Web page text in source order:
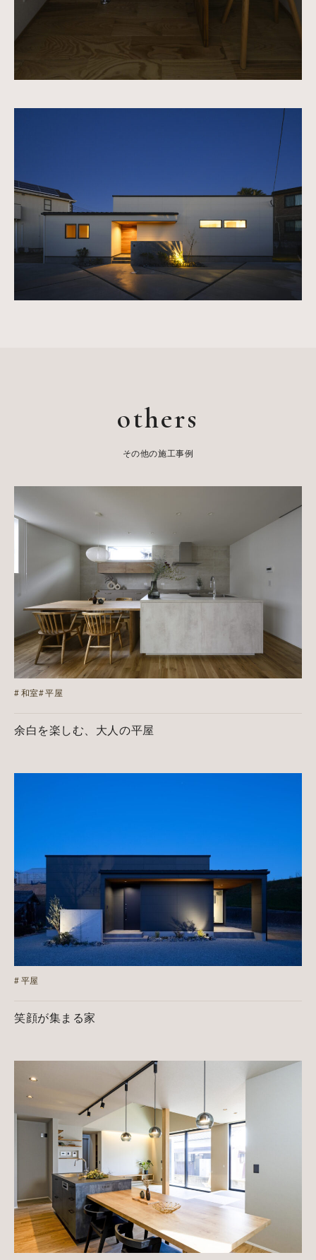
others
その他の施工事例
余白を楽しむ、大人の平屋
和室 平屋
笑顔が集まる家
平屋